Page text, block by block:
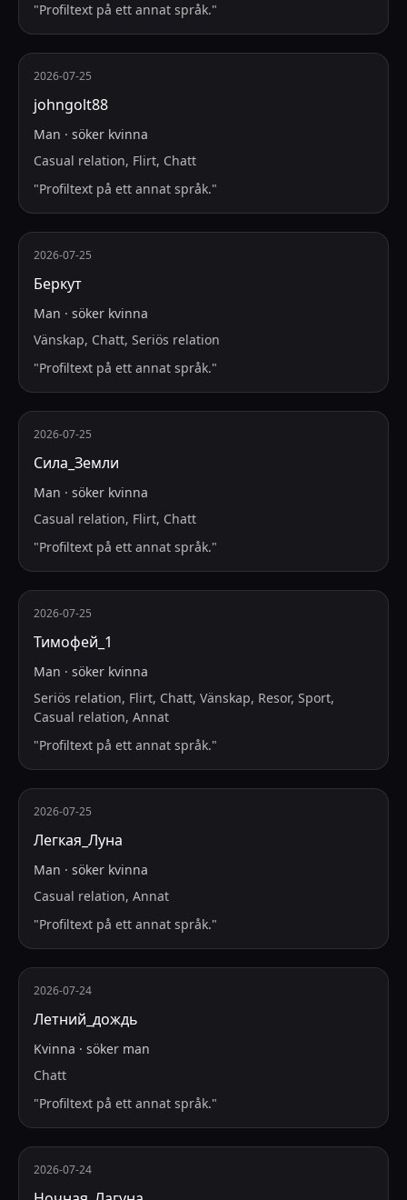
"Profiltext på ett annat språk."
2026-07-25
johngolt88
Man · söker kvinna
Casual relation, Flirt, Chatt
"Profiltext på ett annat språk."
2026-07-25
Беркут
Man · söker kvinna
Vänskap, Chatt, Seriös relation
"Profiltext på ett annat språk."
2026-07-25
Сила_Земли
Man · söker kvinna
Casual relation, Flirt, Chatt
"Profiltext på ett annat språk."
2026-07-25
Тимофей_1
Man · söker kvinna
Seriös relation, Flirt, Chatt, Vänskap, Resor, Sport,
Casual relation, Annat
"Profiltext på ett annat språk."
2026-07-25
Легкая_Луна
Man · söker kvinna
Casual relation, Annat
"Profiltext på ett annat språk."
2026-07-24
Летний_дождь
Kvinna · söker man
Chatt
"Profiltext på ett annat språk."
2026-07-24